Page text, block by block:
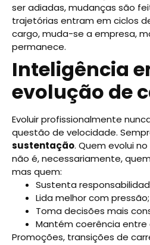
ser adiadas, mudanças são
trajetórias entram em ciclos
cargo, muda-se a empresa,
permanece.
Inteligência
evolução de
Evoluir profissionalmente
questão de velocidade.
sustentação. Quem evolui
não é, necessariamente,
mas quem:
Sustenta
Lida melhor com pressão;
Toma decisões mais
Mantém coerência entre
Promoções, transições de